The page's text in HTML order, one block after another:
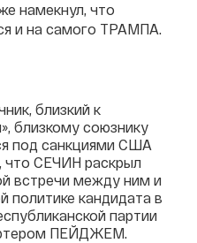
намекнул, что
и на самого ТРАМПА.
близкий к
близкому союзнику
под санкциями США
что СЕЧИН раскрыл
встречи между ним и
политике кандидата в
партии
ПЕЙДЖЕМ.